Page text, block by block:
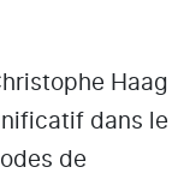
Haag
dans le
de